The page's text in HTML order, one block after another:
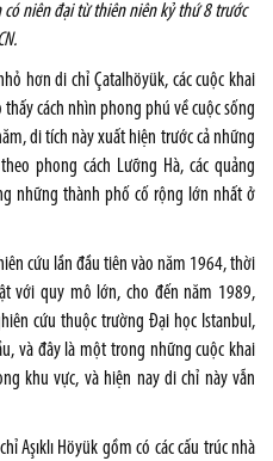
niên đại từ thiên niên kỷ thứ 8 trước
hơn di chỉ Çatalhöyük, các cuộc khai
thấy cách nhìn phong phú về cuộc sống
di tích này xuất hiện trước cả những
phong cách Lưỡng Hà, các quảng
những thành phố cố rộng lớn nhất ở
cứu lần đầu tiên vào năm 1964, thời
với quy mô lớn, cho đến năm 1989,
cứu thuộc trường Đại học Istanbul,
và đây là một trong những cuộc khai
khu vực, và hiện nay di chỉ này vẫn
Aşıklı Höyük gồm có các cấu trúc nhà